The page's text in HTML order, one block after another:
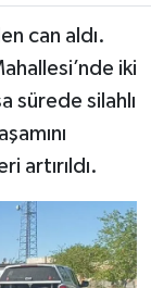
can aldı.
iki
sürede silahlı
artırıldı.